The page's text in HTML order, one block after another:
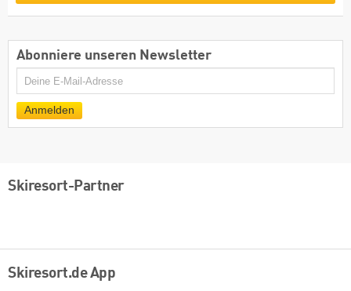
Abonniere unseren Newsletter
E-
Mail
Anmelden
Skiresort-Partner
Skiresort.de App